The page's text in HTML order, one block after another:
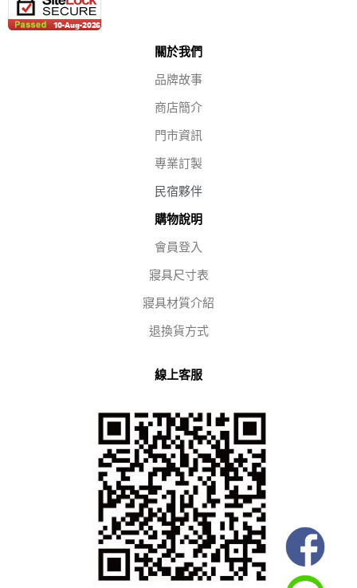
關於我們
品牌故事
商店簡介
門市資訊
專業訂製
民宿夥伴
購物說明
會員登入
寢具尺寸表
寢具材質介紹
退換貨方式
線上客服